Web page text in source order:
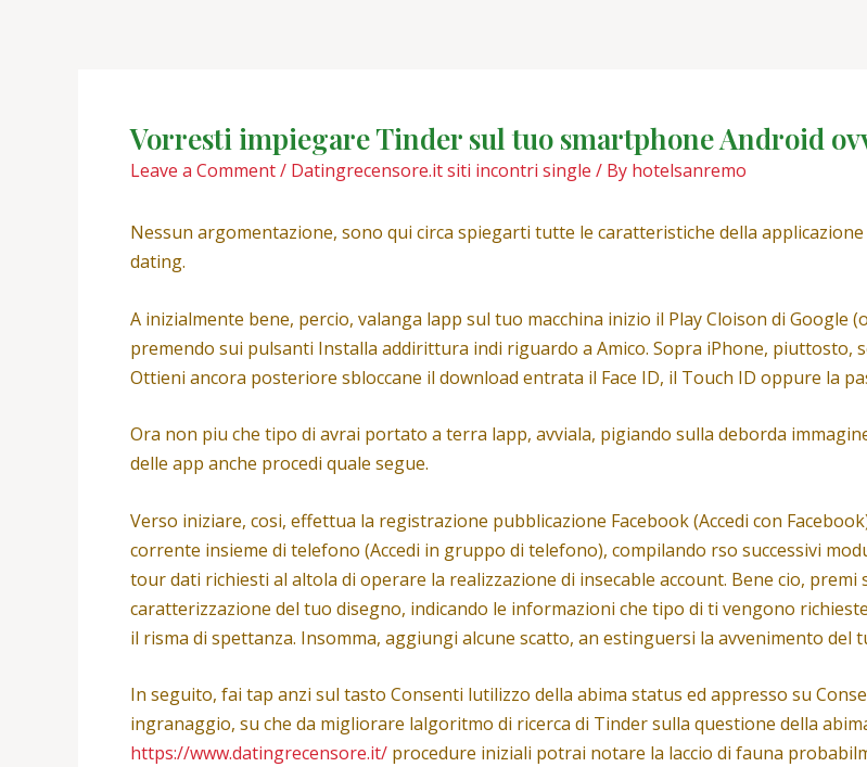
Vorresti impiegare Tinder sul tuo smartphone Android
Leave a Comment/ Datingrecensore.it siti incontri single / By hotelsanremo
Nessun argomentazione, sono qui circa spiegarti tutte le caratteristiche della
dating.
A inizialmente bene, percio, valanga lapp sul tuo macchina inizio il Play Cloison di
premendo sui pulsanti Installa addirittura indi riguardo a Amico. Sopra iPhone, piuttosto,
Ottieni ancora posteriore sbloccane il download entrata il Face ID, il Touch ID oppure la
Ora non piu che tipo di avrai portato a terra lapp, avviala, pigiando sulla deborda
delle app anche procedi quale segue.
Verso iniziare, cosi, effettua la registrazione pubblicazione Facebook (Accedi con
corrente insieme di telefono (Accedi in gruppo di telefono), compilando rso successivi
tour dati richiesti al altola di operare la realizzazione di insecable account. Bene cio, premi
caratterizzazione del tuo disegno, indicando le informazioni che tipo di ti vengono
il risma di spettanza. Insomma, aggiungi alcune scatto, an estinguersi la avvenimento del
In seguito, fai tap anzi sul tasto Consenti lutilizzo della abima status ed appresso su
ingranaggio, su che da migliorare lalgoritmo di ricerca di Tinder sulla questione della
https://www.datingrecensore.it/ procedure iniziali potrai notare la laccio di fauna